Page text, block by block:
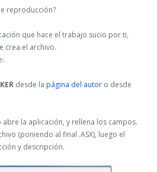
reproducción?
que hace el trabajo sucio por ti,
crea el archivo.
desde la página del autor o desde
la aplicación, y rellena los campos.
(poniendo al final .ASX), luego el
y descripción.